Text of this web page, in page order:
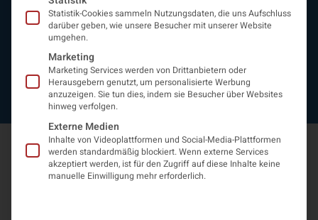
Mitgliedschaft
Statuten
Kontakt
Impressum
Datenschutzerklärung
Statistik-Cookies sammeln Nutzungsdaten, die uns Aufschluss
darüber geben, wie unsere Besucher mit unserer Website
umgehen.
Marketing
Marketing Services werden von Drittanbietern oder
Herausgebern genutzt, um personalisierte Werbung
anzuzeigen. Sie tun dies, indem sie Besucher über Websites
hinweg verfolgen.
Externe Medien
Inhalte von Videoplattformen und Social-Media-Plattformen
werden standardmäßig blockiert. Wenn externe Services
akzeptiert werden, ist für den Zugriff auf diese Inhalte keine
manuelle Einwilligung mehr erforderlich.